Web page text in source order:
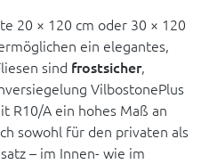
20 × 120 cm oder 30 × 120
ein elegantes,
sind frostsicher,
VilbostonePlus
R10/A ein hohes Maß an
sowohl für den privaten als
– im Innen- wie im